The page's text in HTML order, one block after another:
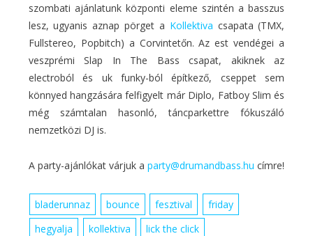
szombati ajánlatunk központi eleme szintén a basszus
lesz, ugyanis aznap pörget a Kollektiva csapata (TMX,
Fullstereo, Popbitch) a Corvintetőn. Az est vendégei a
veszprémi Slap In The Bass csapat, akiknek az
electroból és uk funky-ból építkező, cseppet sem
könnyed hangzására felfigyelt már Diplo, Fatboy Slim és
még számtalan hasonló, táncparkettre fókuszáló
nemzetközi DJ is.
A party-ajánlókat várjuk a party@drumandbass.hu címre!
bladerunnaz bounce fesztival
friday
hegyalja
kollektiva lick the click